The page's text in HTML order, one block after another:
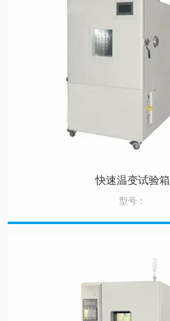
快速温变试验箱
型号：